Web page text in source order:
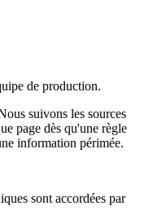
de production.
suivons les sources
page dès qu'une règle
information périmée.
sont accordées par